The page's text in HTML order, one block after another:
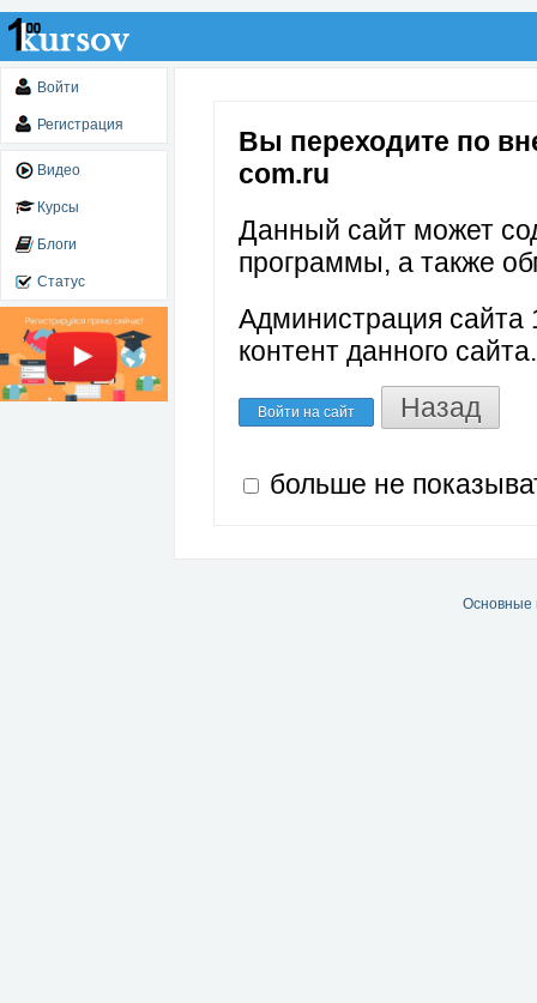
Войти
Регистрация
Видео
Курсы
Блоги
Статус
Вы переходите по
com.ru
Данный сайт может
программы, а также
Администрация сайта
контент данного сайта.
Войти на сайт Назад
больше не
Основные